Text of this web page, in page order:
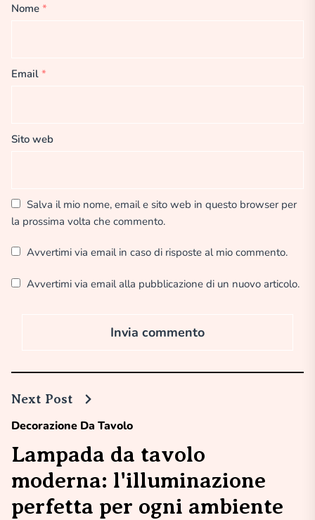
Nome *
Email *
Sito web
Salva il mio nome, email e sito web in questo browser per
la prossima volta che commento.
Avvertimi via email in caso di risposte al mio commento.
Avvertimi via email alla pubblicazione di un nuovo articolo.
Next Post
Decorazione Da Tavolo
Lampada da tavolo
moderna: l'illuminazione
perfetta per ogni ambiente